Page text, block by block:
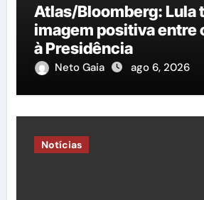
Atlas/Bloomberg: Lula
imagem positiva entre
à Presidência
Neto Gaia ago 6, 2026
Notícias